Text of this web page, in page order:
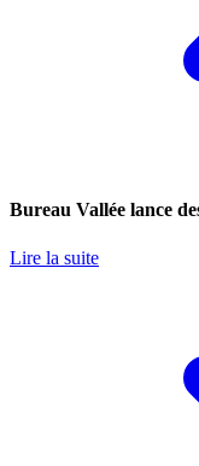
Bureau Vallée lance
Lire la suite